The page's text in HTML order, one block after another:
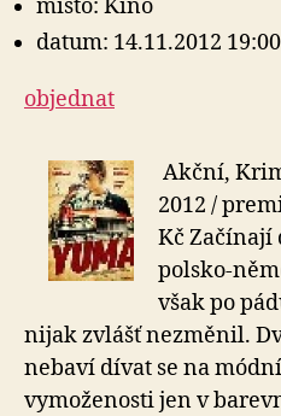
místo: Kino
datum: 14.11.2012 19:00
objednat
Akční,
2012 /
Kč Začínají
polsko-
však po
nijak zvlášť nezměnil.
nebaví dívat se na
vymoženosti jen v